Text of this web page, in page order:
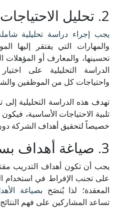
2. تحليل الاحتياجات التدريبية:
يجب إجراء دراسة تحليلية شاملة
والمهارات التي يفتقر إليها
تحسينها، والمعارف أو المؤهلات
الدراسة التحليلية على
واحتياجات كل من الموظفين
تهدف هذه الدراسة التحليلية
تلبية الاحتياجات الأساسية،
خصيصاً لتحقيق أهداف الشركة
3. صياغة أهداف بسيطة ومقتضبة:
يجب أن تكون أهداف التدريب
على تجنب الإفراط في استخدام
المعقدة؛ لذا يُنصَح بصياغة
تساعد المشاركين على فهم